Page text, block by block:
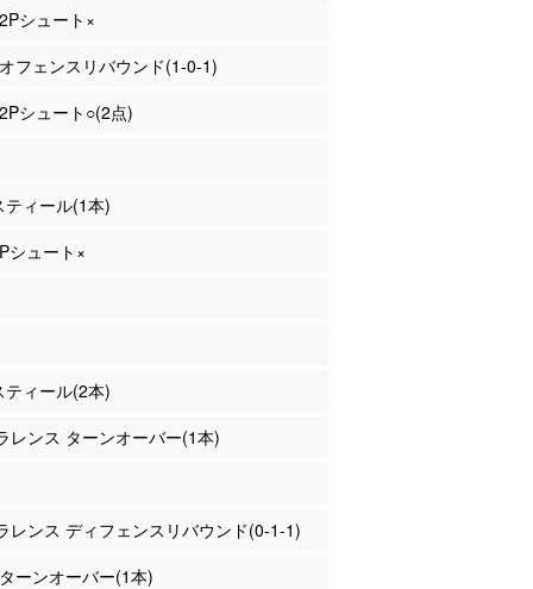
シュート×
フェンスリバウンド(1-0-1)
シュート○(2点)
ィール(1本)
シュート×
ィール(2本)
レンス ターンオーバー(1本)
レンス ディフェンスリバウンド(0-1-1)
ーンオーバー(1本)